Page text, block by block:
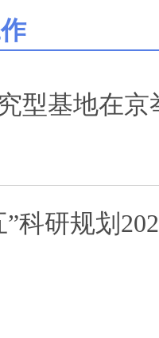
型基地在
科研规划